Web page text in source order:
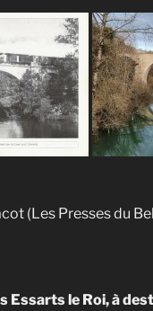
(Les Presses du
Essarts le Roi, à